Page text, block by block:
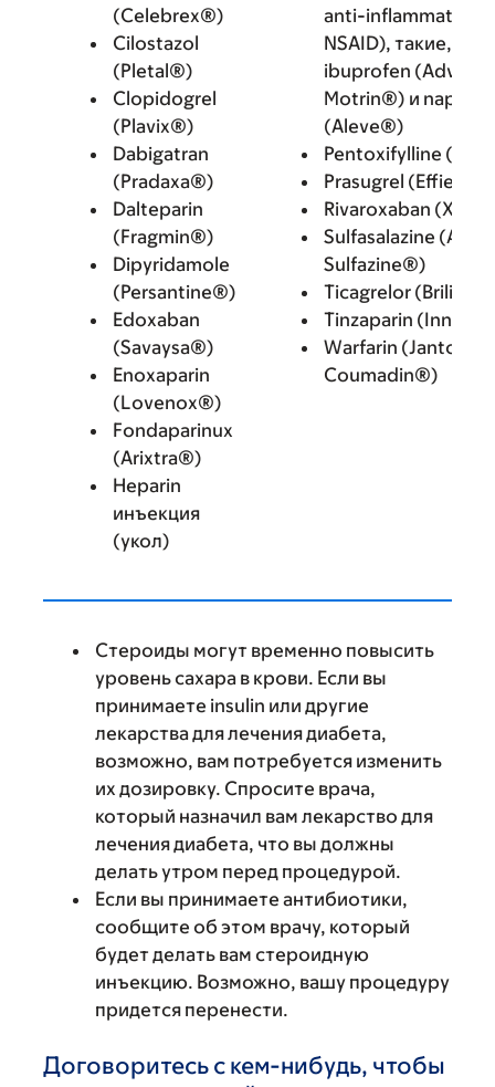
(Celebrex®)
Cilostazol
(Pletal®)
Clopidogrel
(Plavix®)
Dabigatran
(Pradaxa®)
Dalteparin
(Fragmin®)
Dipyridamole
(Persantine®)
Edoxaban
(Savaysa®)
Enoxaparin
(Lovenox®)
Fondaparinux
(Arixtra®)
Heparin
инъекция
(укол)
anti-inflammatory
NSAID), такие, как
ibuprofen (Advil®,
Motrin®) и
(Aleve®)
Pentoxifylline
Prasugrel
Rivaroxaban
Sulfasalazine
Sulfazine®)
Ticagrelor
Tinzaparin
Warfarin
Coumadin®)
Стероиды могут временно повысить
уровень сахара в крови. Если вы
принимаете insulin или другие
лекарства для лечения диабета,
возможно, вам потребуется изменить
их дозировку. Спросите врача,
который назначил вам лекарство для
лечения диабета, что вы должны
делать утром перед процедурой.
Если вы принимаете антибиотики,
сообщите об этом врачу, который
будет делать вам стероидную
инъекцию. Возможно, вашу процедуру
придется перенести.
Договоритесь с кем-нибудь, чтобы